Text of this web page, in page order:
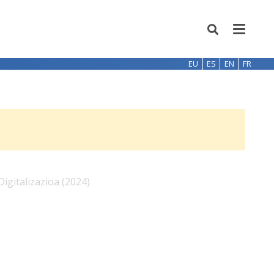
EU ES EN FR
(2024)